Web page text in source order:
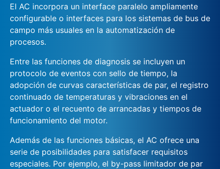
El AC incorpora un interface paralelo ampliamente
configurable o interfaces para los sistemas de bus de
campo más usuales en la automatización de
procesos.
Entre las funciones de diagnosis se incluyen un
protocolo de eventos con sello de tiempo, la
adopción de curvas características de par, el registro
continuado de temperaturas y vibraciones en el
actuador o el recuento de arrancadas y tiempos de
funcionamiento del motor.
Además de las funciones básicas, el AC ofrece una
serie de posibilidades para satisfacer requisitos
especiales. Por ejemplo, el by-pass limitador de par